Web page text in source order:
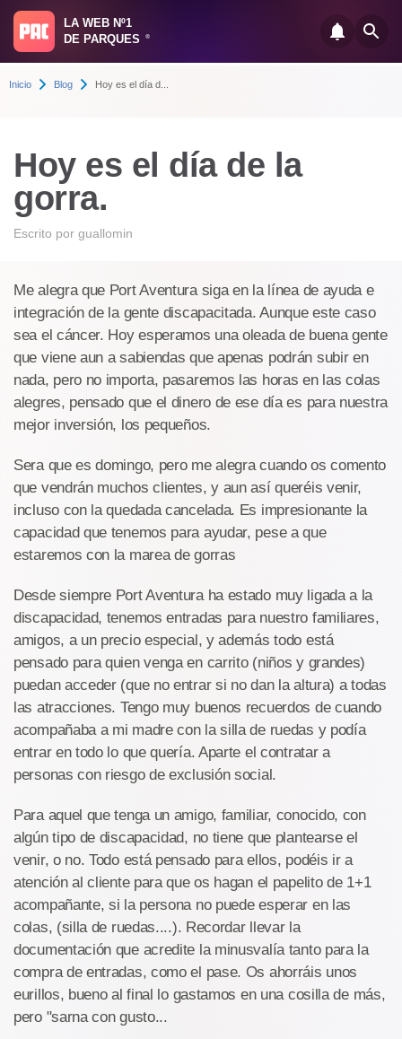
LA WEB Nº1
DE PARQUES
®
Inicio Blog Hoy es el día d...
Hoy es el día de la
gorra.
Escrito por guallomin
Me alegra que Port Aventura siga en la línea de ayuda e
integración de la gente discapacitada. Aunque este caso
sea el cáncer. Hoy esperamos una oleada de buena gente
que viene aun a sabiendas que apenas podrán subir en
nada, pero no importa, pasaremos las horas en las colas
alegres, pensado que el dinero de ese día es para nuestra
mejor inversión, los pequeños.
Sera que es domingo, pero me alegra cuando os comento
que vendrán muchos clientes, y aun así queréis venir,
incluso con la quedada cancelada. Es impresionante la
capacidad que tenemos para ayudar, pese a que
estaremos con la marea de gorras
Desde siempre Port Aventura ha estado muy ligada a la
discapacidad, tenemos entradas para nuestro familiares,
amigos, a un precio especial, y además todo está
pensado para quien venga en carrito (niños y grandes)
puedan acceder (que no entrar si no dan la altura) a todas
las atracciones. Tengo muy buenos recuerdos de cuando
acompañaba a mi madre con la silla de ruedas y podía
entrar en todo lo que quería. Aparte el contratar a
personas con riesgo de exclusión social.
Para aquel que tenga un amigo, familiar, conocido, con
algún tipo de discapacidad, no tiene que plantearse el
venir, o no. Todo está pensado para ellos, podéis ir a
atención al cliente para que os hagan el papelito de 1+1
acompañante, si la persona no puede esperar en las
colas, (silla de ruedas....). Recordar llevar la
documentación que acredite la minusvalía tanto para la
compra de entradas, como el pase. Os ahorráis unos
eurillos, bueno al final lo gastamos en una cosilla de más,
pero "sarna con gusto...